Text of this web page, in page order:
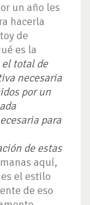
un año les
hacerla
de
es la
el total de
necesaria
por un
para
de estas
aquí,
el estilo
de eso